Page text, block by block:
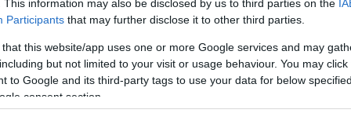
This information may also be disclosed by us to third parties on the
Participants that may further disclose it to other third parties.
that this website/app uses one or more Google services and may
but not limited to your visit or usage behaviour. You may
to Google and its third-party tags to use your data for below
consent section.
την ΕΛΑΣ, περίπου στις 11:30 το πρωί ένας
με αυτόματο πυροβόλο όπλο ούζι
μπήκε στο μαγαζί, όπου βρίσκονταν 30